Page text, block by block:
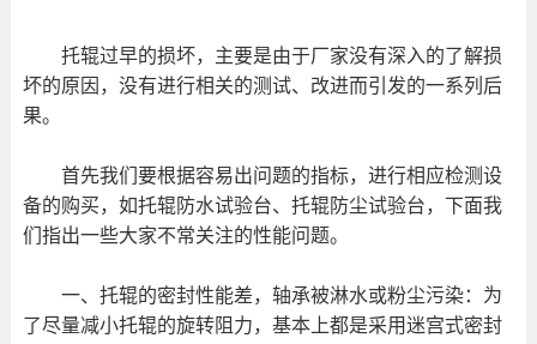
托辊过早的损坏，主要是由于厂家没有深入的了解损
坏的原因，没有进行相关的测试、改进而引发的一系列后
果。
首先我们要根据容易出问题的指标，进行相应检测设
备的购买，如托辊防水试验台、托辊防尘试验台，下面我
们指出一些大家不常关注的性能问题。
一、托辊的密封性能差，轴承被淋水或粉尘污染：为
了尽量减小托辊的旋转阻力，基本上都是采用迷宫式密封